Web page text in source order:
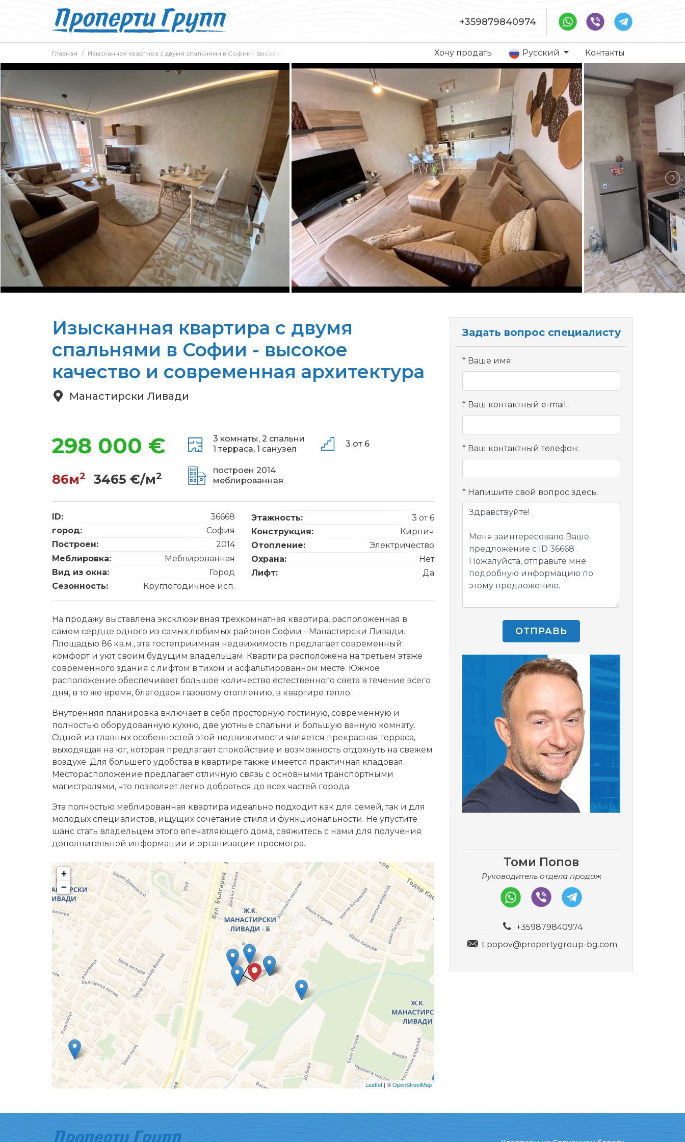
+359879840974
Главная Изысканная квартира с двумя спальнями в Софии - высокое качество и современная архитектура Хочу продать Русский Контакты
Изысканная квартира с двумя
спальнями в Софии - высокое
качество и современная архитектура
Манастирски Ливади
298 000 €
86м2 3465 €/м2
3 комнаты, 2 спальни
1 терраса, 1 санузел
построен 2014
меблированная
3 от 6
ID:
36668
город:
София
Построен:
2014
Меблировка:
Меблированная
Вид из окна:
Город
Сезонность:
Круглогодичное исп.
Этажность:
3 от 6
Конструкция:
Кирпич
Отопление:
Электричество
Охрана:
Нет
Лифт:
Да
На продажу выставлена эксклюзивная трехкомнатная квартира, расположенная в
самом сердце одного из самых любимых районов Софии - Манастирски Ливади.
Площадью 86 кв.м., эта гостеприимная недвижимость предлагает современный
комфорт и уют своим будущим владельцам. Квартира расположена на третьем этаже
современного здания с лифтом в тихом и асфальтированном месте. Южное
расположение обеспечивает большое количество естественного света в течение всего
дня, в то же время, благодаря газовому отоплению, в квартире тепло.
Внутренняя планировка включает в себя просторную гостиную, современную и
полностью оборудованную кухню, две уютные спальни и большую ванную комнату.
Одной из главных особенностей этой недвижимости является прекрасная терраса,
выходящая на юг, которая предлагает спокойствие и возможность отдохнуть на свежем
воздухе. Для большего удобства в квартире также имеется практичная кладовая.
Месторасположение предлагает отличную связь с основными транспортными
магистралями, что позволяет легко добраться до всех частей города.
Эта полностью меблированная квартира идеально подходит как для семей, так и для
молодых специалистов, ищущих сочетание стиля и функциональности. Не упустите
шанс стать владельцем этого впечатляющего дома, свяжитесь с нами для получения
дополнительной информации и организации просмотра.
+
−
Leaflet | ©OpenStreetMap
Задать вопрос специалисту
Ваше имя:
Ваш контактный e-mail:
Ваш контактный телефон:
Напишите свой вопрос здесь:
ОТПРАВЬ
Томи Попов
Руководитель отдела продаж
+359879840974
t.popov@propertygroup-bg.com